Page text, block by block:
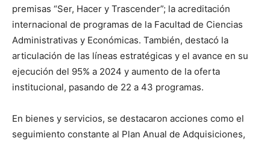
premisas “Ser, Hacer y Trascender”; la acreditación
internacional de programas de la Facultad de Ciencias
Administrativas y Económicas. También, destacó la
articulación de las líneas estratégicas y el avance en su
ejecución del 95% a 2024 y aumento de la oferta
institucional, pasando de 22 a 43 programas.
En bienes y servicios, se destacaron acciones como el
seguimiento constante al Plan Anual de Adquisiciones,